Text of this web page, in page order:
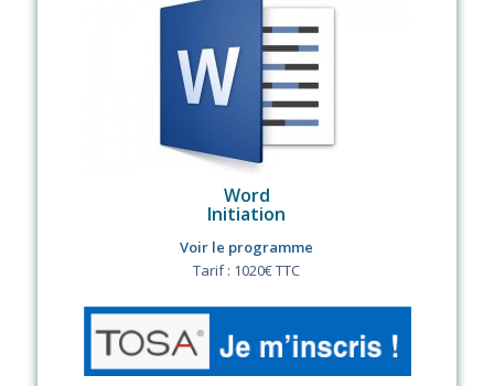
Word
Initiation
Voir le programme
Tarif : 1020€ TTC